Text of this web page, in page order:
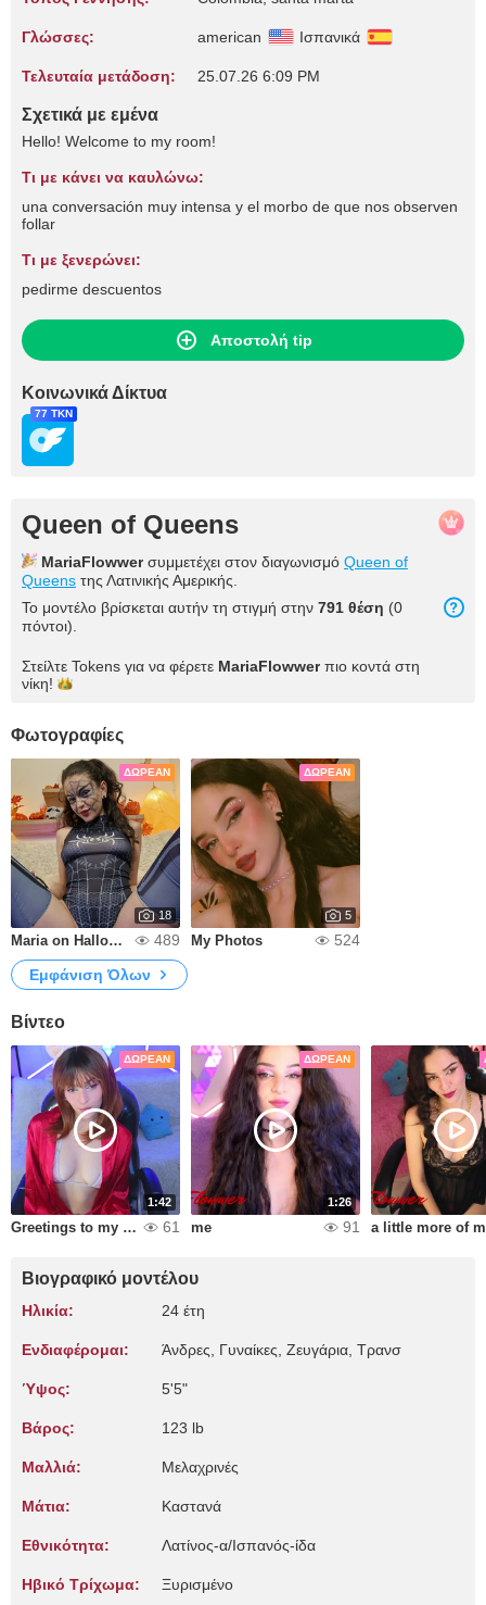
Γλώσσες: american Ισπανικά
Τελευταία μετάδοση: 25.07.26 6:09 PM
Σχετικά με εμένα
Hello! Welcome to my room!
Τι με κάνει να καυλώνω:
una conversación muy intensa y el morbo de que nos observen
follar
Τι με ξενερώνει:
pedirme descuentos
Αποστολή tip
Κοινωνικά Δίκτυα
77 TKN
Queen of Queens
MariaFlowwer συμμετέχει στον διαγωνισμό Queen of
Queens της Λατινικής Αμερικής.
Το μοντέλο βρίσκεται αυτήν τη στιγμή στην 791 θέση (0
πόντοι).
Στείλτε Tokens για να φέρετε MariaFlowwer πιο κοντά στη
νίκη!
Φωτογραφίες
ΔΩΡΕΆΝ
18
Maria on Halloween a little hot 489
ΔΩΡΕΆΝ
5
My Photos
524
Εμφάνιση Όλων
Βίντεο
ΔΩΡΕΆΝ
1:42
Greetings to my sweetheart kisses 61
ΔΩΡΕΆΝ
1:26
me 91 a little more of
Βιογραφικό μοντέλου
Ηλικία: 24 έτη
Ενδιαφέρομαι: Άνδρες, Γυναίκες, Zευγάρια, Τρανσ
Ύψος: 5'5"
Βάρος: 123 lb
Μαλλιά: Μελαχρινές
Μάτια: Καστανά
Εθνικότητα: Λατίνος-α/Ισπανός-ίδα
Ηβικό Τρίχωμα: Ξυρισμένο